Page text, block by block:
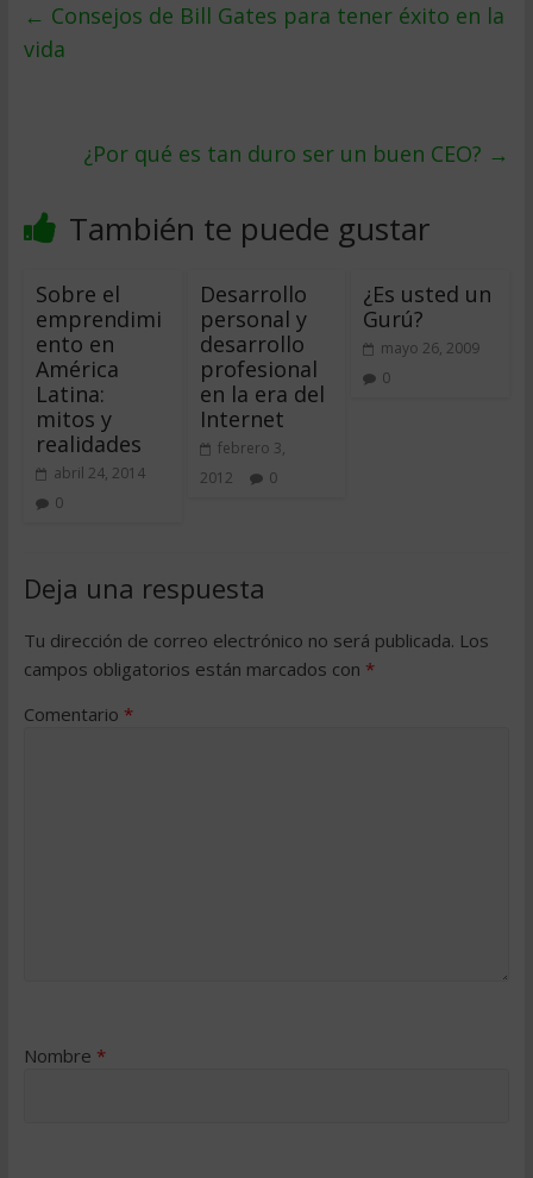
← Consejos de Bill Gates para tener éxito en la
vida
¿Por qué es tan duro ser un buen CEO? →
También te puede gustar
Sobre el
emprendimi
ento en
América
Latina:
mitos y
realidades
abril 24, 2014
0
Desarrollo
personal y
desarrollo
profesional
en la era del
Internet
febrero 3,
2012
0
¿Es usted un
Gurú?
mayo 26, 2009
0
Deja una respuesta
Tu dirección de correo electrónico no será publicada. Los
campos obligatorios están marcados con *
Comentario *
Nombre *